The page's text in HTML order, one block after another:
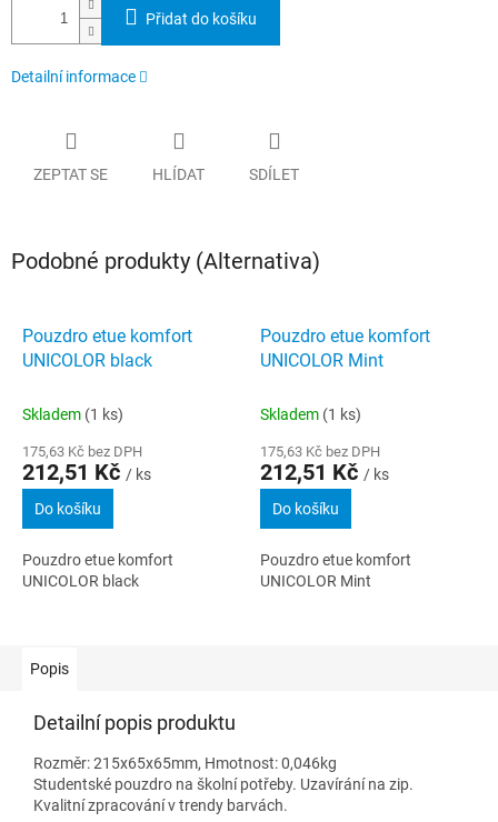
Přidat do košíku
Detailní informace
ZEPTAT SE HLÍDAT SDÍLET
Podobné produkty (Alternativa)
Pouzdro etue komfort
UNICOLOR black
Skladem (1 ks)
175,63 Kč bez DPH
212,51 Kč / ks
Do košíku
Pouzdro etue komfort
UNICOLOR black
Pouzdro etue komfort
UNICOLOR Mint
Skladem (1 ks)
175,63 Kč bez DPH
212,51 Kč / ks
Do košíku
Pouzdro etue komfort
UNICOLOR Mint
Popis
Detailní popis produktu
Rozměr: 215x65x65mm, Hmotnost: 0,046kg
Studentské pouzdro na školní potřeby. Uzavírání na zip.
Kvalitní zpracování v trendy barvách.